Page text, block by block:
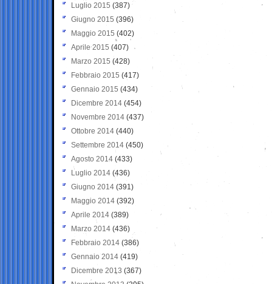
Luglio 2015 (387)
Giugno 2015 (396)
Maggio 2015 (402)
Aprile 2015 (407)
Marzo 2015 (428)
Febbraio 2015 (417)
Gennaio 2015 (434)
Dicembre 2014 (454)
Novembre 2014 (437)
Ottobre 2014 (440)
Settembre 2014 (450)
Agosto 2014 (433)
Luglio 2014 (436)
Giugno 2014 (391)
Maggio 2014 (392)
Aprile 2014 (389)
Marzo 2014 (436)
Febbraio 2014 (386)
Gennaio 2014 (419)
Dicembre 2013 (367)